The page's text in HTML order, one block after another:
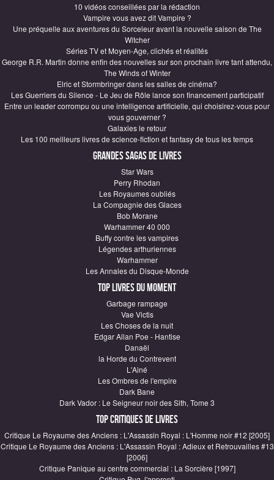
10 vidéos conseillées par la rédaction
Vampire vous avez dit Vampire ?
Une préquelle aux aventures du Sorceleur avant la nouvelle saison de The
Witcher
Séries TV et Moyen-Age, clichés et réalités
George R.R. Martin donne enfin des nouvelles sur son prochain livre tant attendu,
The Winds of Winter
Elric et Stormbringer dans les salles de cinéma?
Les Guerriers du Silence - Le Jeu de Rôle lance son financement participatif
Entre un leader corrompu ou une intelligence artificielle, qui choisirez-vous pour
vous gouverner ?
Galaxies le retour
Les 100 meilleurs livres de science-fiction et fantasy de tous les temps
Grandes sagas de Livres
Star Wars
Perry Rhodan
Les Royaumes oubliés
La Compagnie des Glaces
Bob Morane
Warhammer 40 000
Buffy contre les vampires
Légendes arthuriennes
Warhammer
Les Annales du Disque-Monde
Top Livres du moment
Garbage rampage
Vae Victis
Les Choses de la nuit
Edgar Allan Poe - Hantise
Danaël
la Horde du Contrevent
L'Ainé
Les Ombres de l'empire
Dark Bane
Dark Vador : Le Seigneur noir des Sith, Tome 3
Top critiques de Livres
Critique Le Royaume des Anciens : L'Assassin Royal : L'Homme noir #12 [2005]
Critique Le Royaume des Anciens : L'Assassin Royal : Adieux et Retrouvailles #13
[2006]
Critique Panique au centre commercial : La Sorcière [1997]